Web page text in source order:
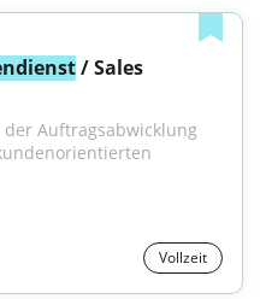
/ Sales
der Auftragsabwicklung
Vollzeit